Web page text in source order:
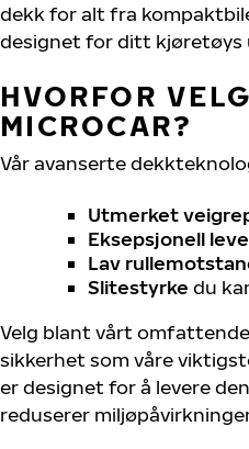
dekk for alt fra
designet for ditt kjøretøys
HVORFOR
MICROCAR?
Vår avanserte
Utmerket
Eksepsjonell
Lav
Slitestyrke du
Velg blant vårt
sikkerhet som våre
er designet for å levere
reduserer